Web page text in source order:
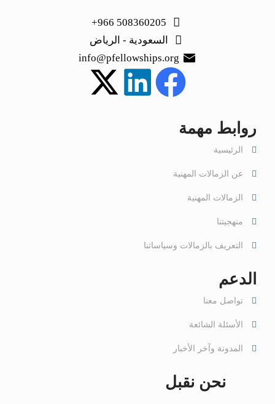
508360205 966+
السعودية - الرياض
info@pfellowships.org
روابط مهمة
الرئيسية
عن الزمالات المهنية
الزمالات المهنية
منهجيتنا
التعريف بالزمالات وسياساتنا
الدعم
تواصل معنا
الأسئلة الشائعة
المدونة وآخر الأخبار
نحن نقبل